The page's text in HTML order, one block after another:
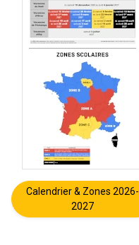
Calendrier & Zones 2026-
2027